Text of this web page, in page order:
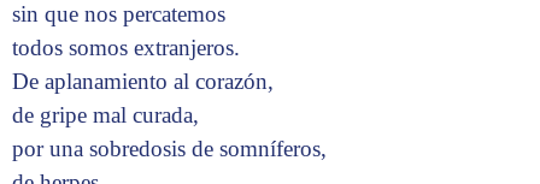
sin que nos percatemos
todos somos extranjeros.
De aplanamiento al corazón,
de gripe mal curada,
por una sobredosis de somníferos,